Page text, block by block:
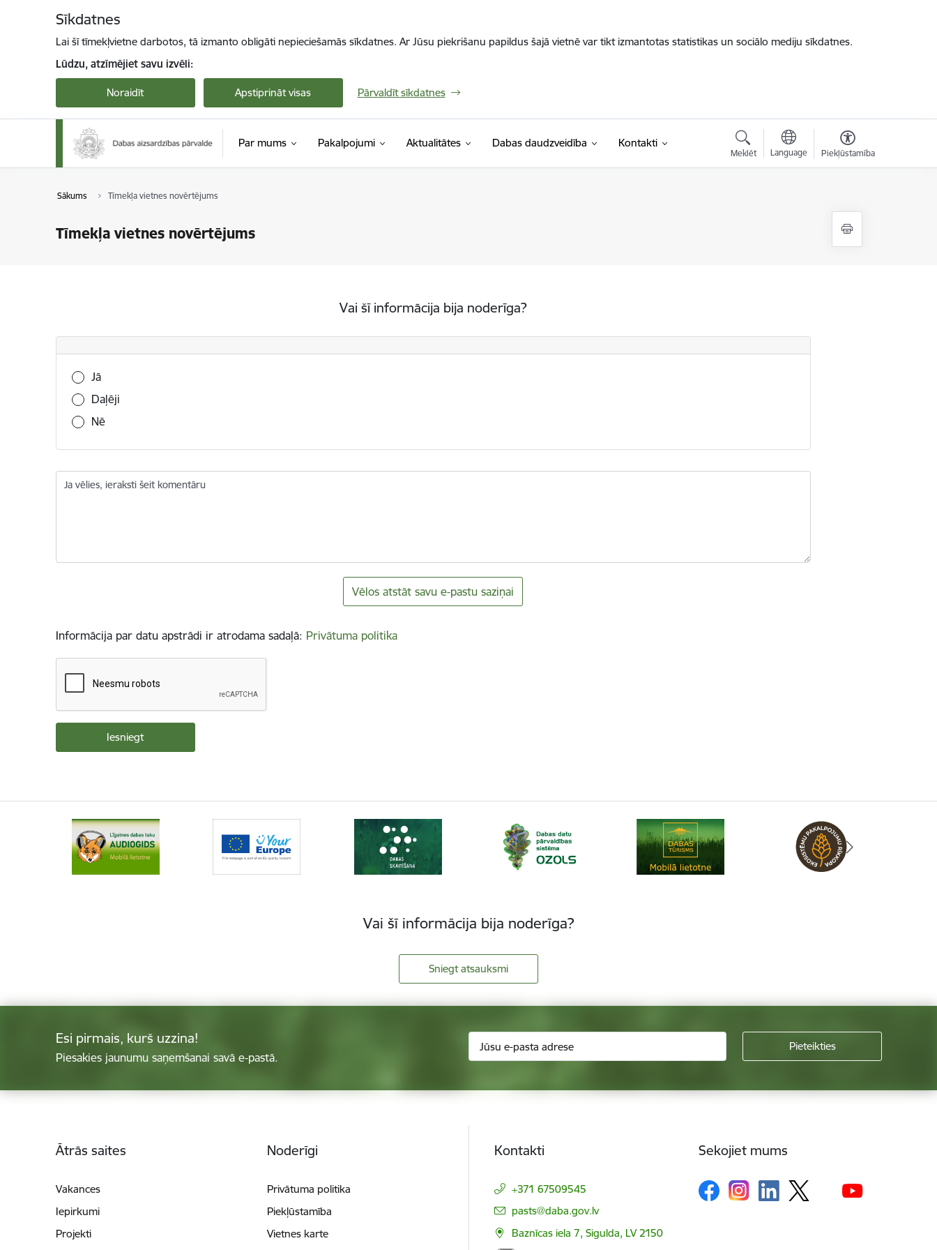
Sīkdatnes
Lai šī tīmekļvietne darbotos, tā izmanto obligāti nepieciešamās sīkdatnes. Ar Jūsu piekrišanu papildus šajā vietnē var tikt izmantotas statistikas un sociālo mediju sīkdatnes.
Lūdzu, atzīmējiet savu izvēli:
Noraidīt Apstiprināt visas Pārvaldīt sīkdatnes
Par mums Pakalpojumi Aktualitātes Dabas daudzveidība Kontakti
Meklēt Language Piekļūstamība
Sākums Tīmekļa vietnes novērtējums
Tīmekļa vietnes novērtējums
Vai šī informācija bija noderīga?
Vai šī informācija bija noderīga?
Jā
Daļēji
Nē
Ja vēlies, ieraksti šeit komentāru
Vēlos atstāt savu e-pastu saziņai
Informācija par datu apstrādi ir atrodama sadaļā: Privātuma politika
Vai šī informācija bija noderīga?
Sniegt atsauksmi
Esi pirmais, kurš uzzina!
Piesakies jaunumu saņemšanai savā e-pastā.
Ātrās saites
Vakances
Iepirkumi
Projekti
Noderīgi
Privātuma politika
Piekļūstamība
Vietnes karte
Kontakti
+371 67509545
E-pasts:
pasts@daba.gov.lv
Baznīcas iela 7, Sigulda, LV 2150
Sekojiet mums